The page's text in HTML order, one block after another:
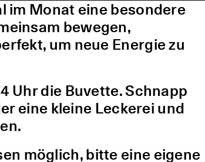
im Monat eine besondere
bewegen,
um neue Energie zu
Uhr die Buvette. Schnapp
eine kleine Leckerei und
möglich, bitte eine eigene